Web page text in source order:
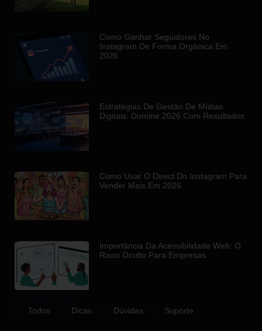
Como Ganhar Seguidores No
Instagram De Forma Orgânica Em
2026
Estratégias De Gestão De Mídias
Digitais: Domine 2026 Com Resultados
Como Usar O Direct Do Instagram Para
Vender Mais Em 2026
Importância Da Acessibilidade Web: O
Risco Oculto Para Empresas
Todos Dicas Dúvidas Suporte